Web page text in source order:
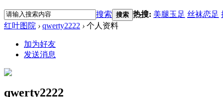
搜索 搜索 热搜: 美腿玉足 丝袜恋足
红叶图院 › qwerty2222 › 个人资料
加为好友
发送消息
qwerty2222